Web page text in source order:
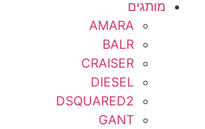
מותגים
AMARA
BALR
CRAISER
DIESEL
DSQUARED2
GANT